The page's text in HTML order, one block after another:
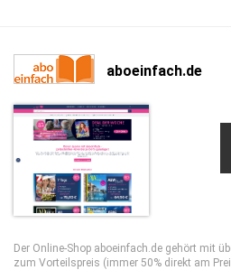
aboeinfach.de
Der Online-Shop aboeinfach.de gehört mit
zum Vorteilspreis (immer 50% direkt am